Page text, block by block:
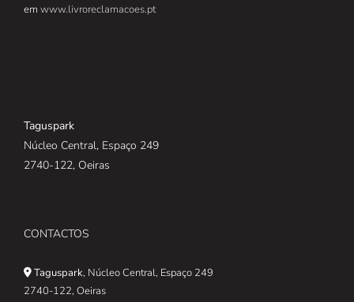
em www.livroreclamacoes.pt
Taguspark
Núcleo Central, Espaço 249
2740-122, Oeiras
CONTACTOS
Taguspark, Núcleo Central, Espaço 249
2740-122, Oeiras